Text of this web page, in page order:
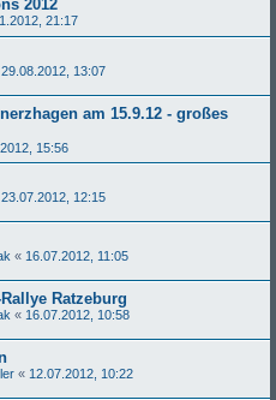
2012
21:17
29.08.2012, 13:07
am 15.9.12 - großes
15:56
23.07.2012, 12:15
« 16.07.2012, 11:05
Ratzeburg
« 16.07.2012, 10:58
« 12.07.2012, 10:22